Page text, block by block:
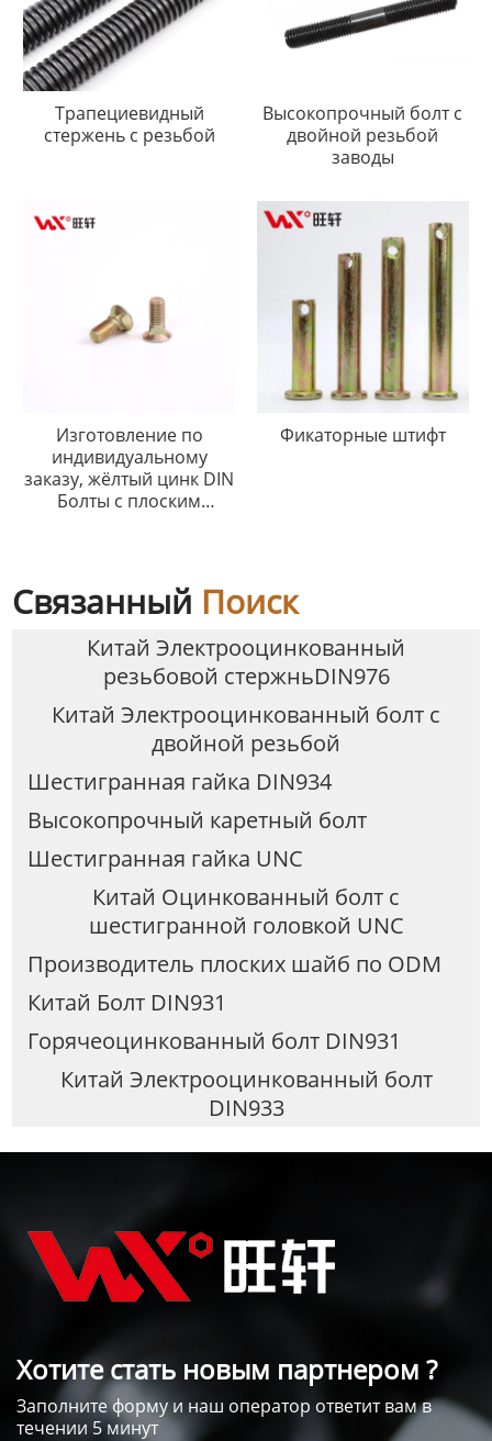
Трапециевидный
стержень с резьбой
Высокопрочный болт с
двойной резьбой
заводы
Изготовление по
индивидуальному
заказу, жёлтый цинк DIN
Болты с плоским
Фикаторные штифт
Связанный Поиск
Китай Электрооцинкованный
резьбовой стержньDIN976
Китай Электрооцинкованный болт с
двойной резьбой
Шестигранная гайка DIN934
Высокопрочный каретный болт
Шестигранная гайка UNC
Китай Оцинкованный болт с
шестигранной головкой UNC
Производитель плоских шайб по ODM
Китай Болт DIN931
Горячеоцинкованный болт DIN931
Китай Электрооцинкованный болт
DIN933
Хотите стать новым партнером ?
Заполните форму и наш оператор ответит вам в
течении 5 минут